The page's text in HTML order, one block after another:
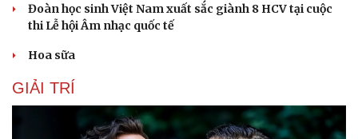
Âm nhạc
Di sản
Sao Việt
Đoàn học sinh Việt Nam xuất sắc giành 8 HCV tại cuộc
thi Lễ hội Âm nhạc quốc tế
Hoa sữa
GIẢI TRÍ